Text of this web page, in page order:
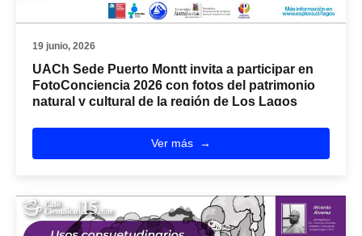
19 junio, 2026
UACh Sede Puerto Montt invita a participar en
FotoConciencia 2026 con fotos del patrimonio
natural y cultural de la región de Los Lagos
Ver más